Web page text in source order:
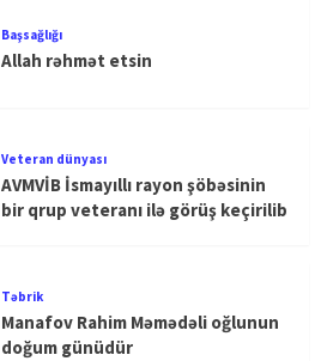
Başsağlığı
Allah rəhmət etsin
Veteran dünyası
AVMVİB İsmayıllı rayon şöbəsinin
bir qrup veteranı ilə görüş keçirilib
Təbrik
Manafov Rahim Məmədəli oğlunun
doğum günüdür